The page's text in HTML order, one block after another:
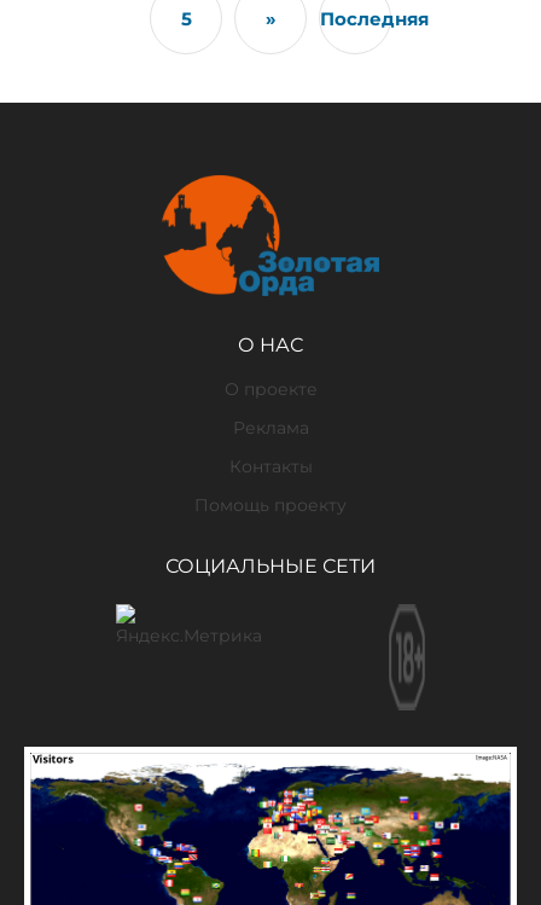
5 » Последняя
О НАС
О проекте
Реклама
Контакты
Помощь проекту
СОЦИАЛЬНЫЕ СЕТИ